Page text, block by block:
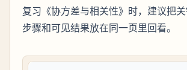
复习《协方差与相关性》时，建议把
步骤和可见结果放在同一页里回看。